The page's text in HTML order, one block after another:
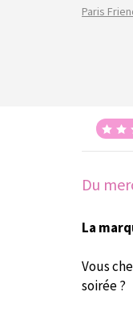
Paris
Du
La
Vous
soirée ?